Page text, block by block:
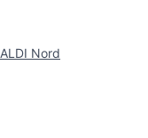
ALDI Nord